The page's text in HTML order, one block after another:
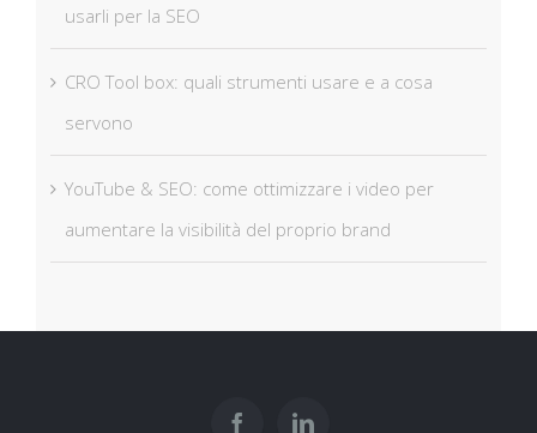
usarli per la SEO
CRO Tool box: quali strumenti usare e a cosa
servono
YouTube & SEO: come ottimizzare i video per
aumentare la visibilità del proprio brand